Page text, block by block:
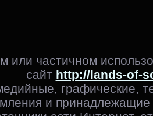
или частичном
сайт http://lands-of-
графические,
и